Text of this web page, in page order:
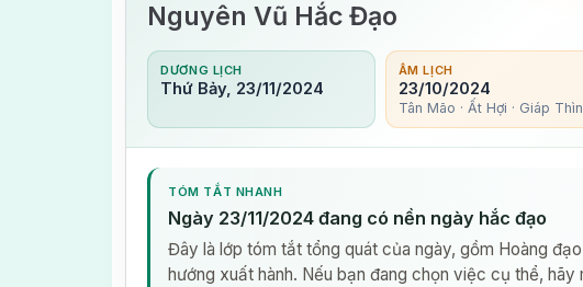
Nguyên Vũ Hắc Đạo
DƯƠNG LỊCH
Thứ Bảy, 23/11/2024
ÂM LỊCH
23/10/2024
Tân Mão · Ất Hợi · Giáp Thìn
TÓM TẮT NHANH
Ngày 23/11/2024 đang có nền ngày hắc đạo
Đây là lớp tóm tắt tổng quát của ngày, gồm Hoàng
hướng xuất hành. Nếu bạn đang chọn việc cụ thể,